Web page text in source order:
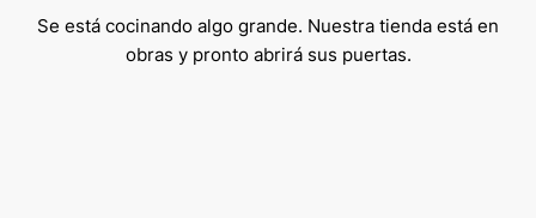
Se está cocinando algo grande. Nuestra tienda está en
obras y pronto abrirá sus puertas.